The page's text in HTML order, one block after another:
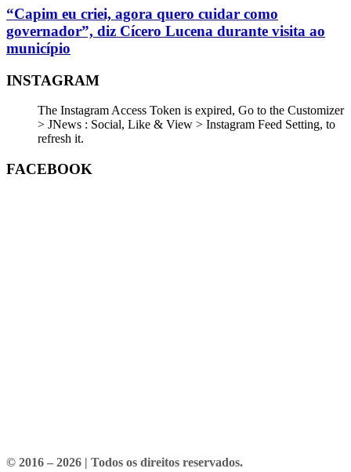
“Capim eu criei, agora quero cuidar como
governador”, diz Cícero Lucena durante visita ao
município
INSTAGRAM
The Instagram Access Token is expired, Go to the Customizer
> JNews : Social, Like & View > Instagram Feed Setting, to
refresh it.
FACEBOOK
© 2016 – 2026 | Todos os direitos reservados.